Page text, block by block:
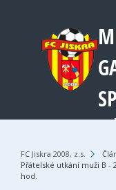
FC Jiskra 2008, z.s. ›
Přátelské utkání muži B -
hod.